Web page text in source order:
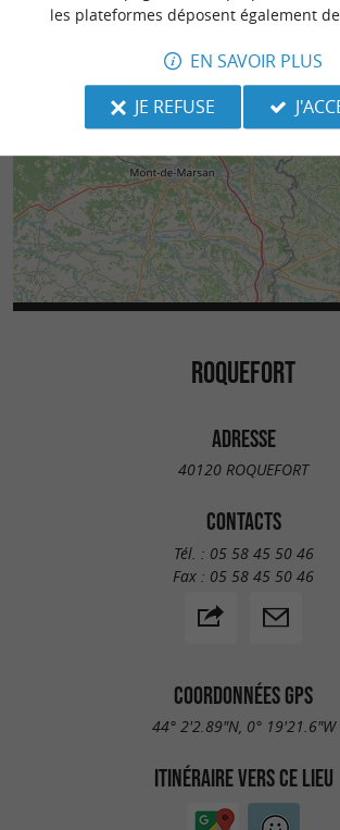
ROQUEFORT
ADRESSE
40120 ROQUEFORT
CONTACTS
Tél. : 05 58 45 50 46
Fax : 05 58 45 50 46
COORDONNÉES GPS
44° 2'2.89"N, 0° 19'21.6"W
ITINÉRAIRE VERS CE LIEU
les plateformes déposent également
EN SAVOIR PLUS
JE REFUSE